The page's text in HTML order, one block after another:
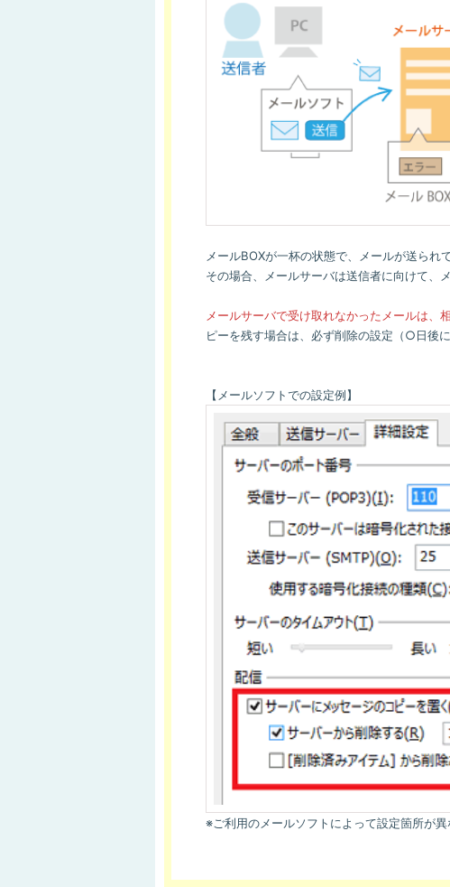
メールBOXが一杯の状態で、メールが送られ
その場合、メールサーバは送信者に向けて、
メールサーバで受け取れなかったメールは、
ピーを残す場合は、必ず削除の設定（○日後
【メールソフトでの設定例】
※ご利用のメールソフトによって設定箇所が異